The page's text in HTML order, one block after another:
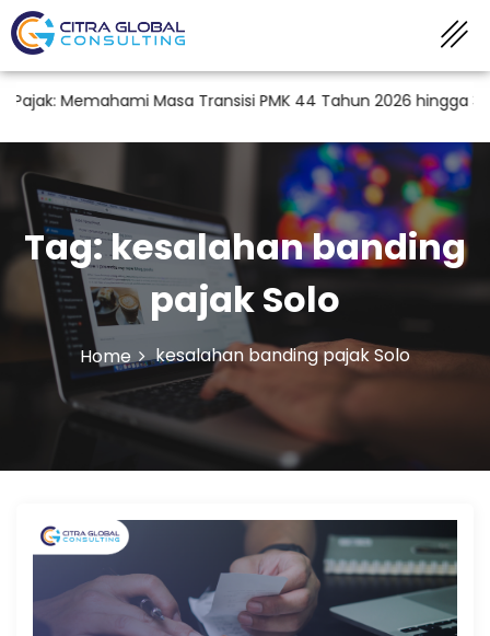
Memahami Masa Transisi PMK 44 Tahun 2026 hingga 31
Tag:kesalahan banding
pajak Solo
Home kesalahan banding pajak Solo